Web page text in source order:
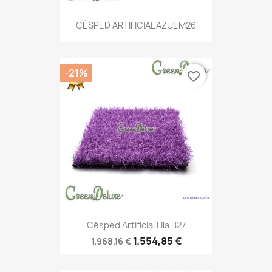
CÉSPED ARTIFICIAL AZUL M26
Césped Artificial Lila B27
1.968,16 € 1.554,85 €
-21% favorite_border